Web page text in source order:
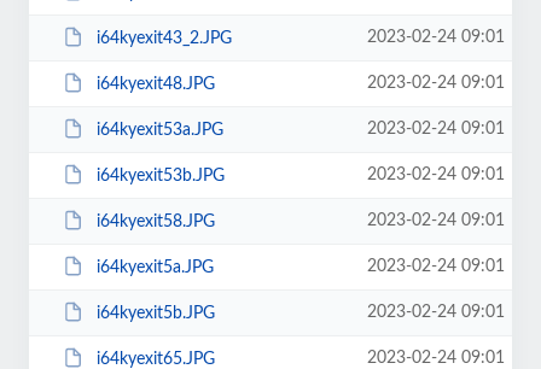
i64kyexit43_2.JPG 2023-02-24 09:01
i64kyexit48.JPG 2023-02-24 09:01
i64kyexit53a.JPG 2023-02-24 09:01
i64kyexit53b.JPG 2023-02-24 09:01
i64kyexit58.JPG 2023-02-24 09:01
i64kyexit5a.JPG 2023-02-24 09:01
i64kyexit5b.JPG 2023-02-24 09:01
i64kyexit65.JPG 2023-02-24 09:01